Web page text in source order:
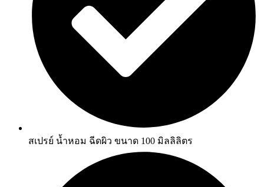
สเปรย์ น้ำหอม ฉีดผิว ขนาด 100 มิลลิลิตร